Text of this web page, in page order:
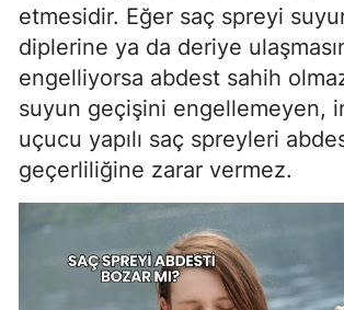
etmesidir. Eğer saç spreyi
diplerine ya da deriye
engelliyorsa abdest sahih
suyun geçişini engellemeyen,
uçucu yapılı saç spreyleri
geçerliliğine zarar vermez.